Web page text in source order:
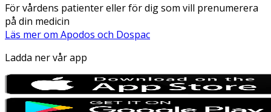
För vårdens patienter eller för dig som vill prenumerera
på din medicin
Läs mer om Apodos och Dospac
Ladda ner vår app